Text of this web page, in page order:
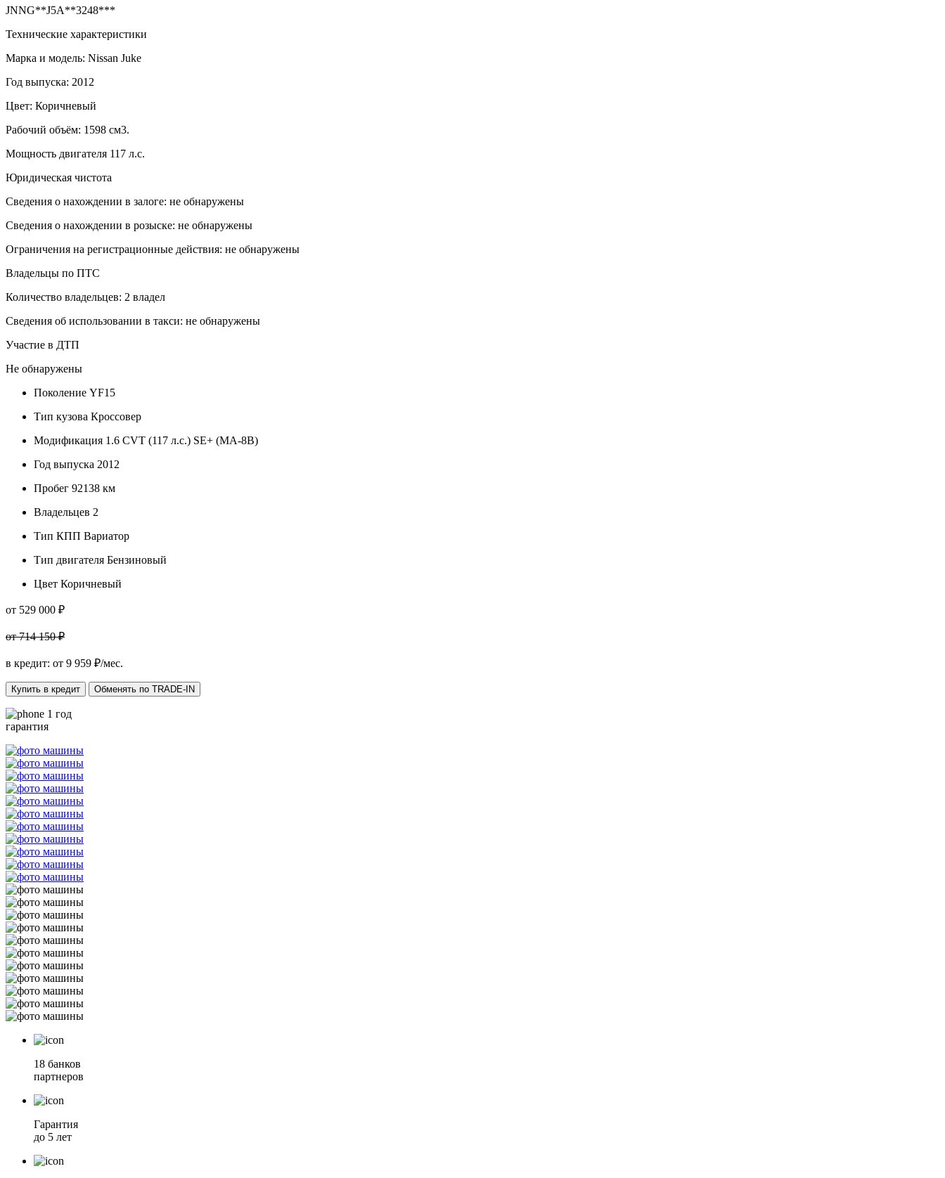
JNNG**J5A**3248***
Технические характеристики
Марка и модель: Nissan Juke
Год выпуска: 2012
Цвет: Коричневый
Рабочий объём: 1598 см3.
Мощность двигателя 117 л.с.
Юридическая чистота
Сведения о нахождении в залоге: не обнаружены
Сведения о нахождении в розыске: не обнаружены
Ограничения на регистрационные действия: не обнаружены
Владельцы по ПТС
Количество владельцев: 2 владел
Сведения об использовании в такси: не обнаружены
Участие в ДТП
Не обнаружены
Поколение YF15
Тип кузова Кроссовер
Модификация 1.6 CVT (117 л.с.) SE+ (MA-8B)
Год выпуска 2012
Пробег 92138 км
Владельцев 2
Тип КПП Вариатор
Тип двигателя Бензиновый
Цвет Коричневый
от 529 000 ₽
от 714 150 ₽
в кредит: от 9 959 ₽/мес.
Купить в кредит Обменять по TRADE-IN
1 год
гарантия
18 банков
партнеров
Гарантия
до 5 лет